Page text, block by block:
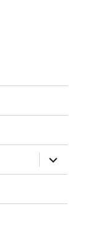
Zobrazit
položky